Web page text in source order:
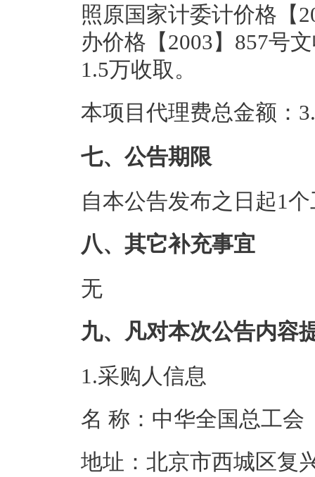
照原国家计委计价格【
办价格【2003】857号
1.5万收取。
本项目代理费总金额：
七、公告期限
自本公告发布之日起1
八、其它补充事宜
无
九、凡对本次公告内容
1.采购人信息
名 称：中华全
地址：北京市西